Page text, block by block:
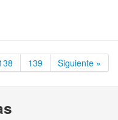
139 Siguiente »